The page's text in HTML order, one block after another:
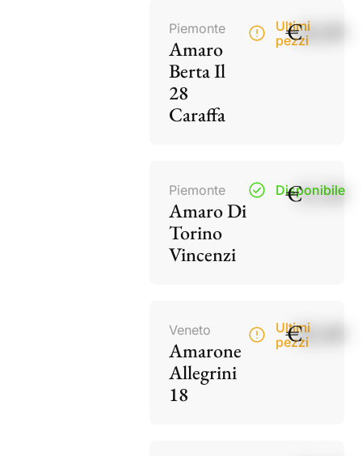
Piemonte
Amaro
Berta Il
28
Caraffa
Ultimi
pezzi
€40,00
Piemonte
Amaro Di
Torino
Vincenzi
Disponibile
€15,50
Veneto
Amarone
Allegrini
18
Ultimi
pezzi
€82,00